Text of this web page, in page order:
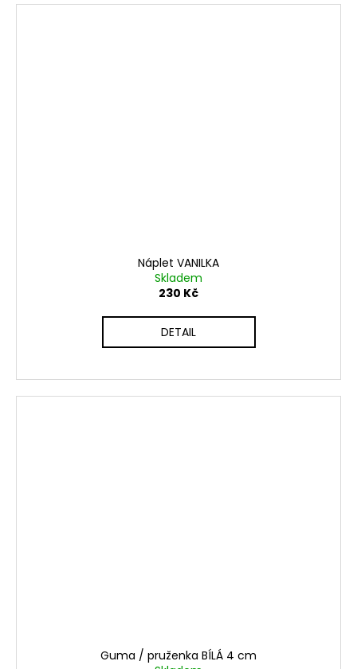
Náplet VANILKA
Skladem
230 Kč
DETAIL
Guma / pruženka BÍLÁ 4 cm